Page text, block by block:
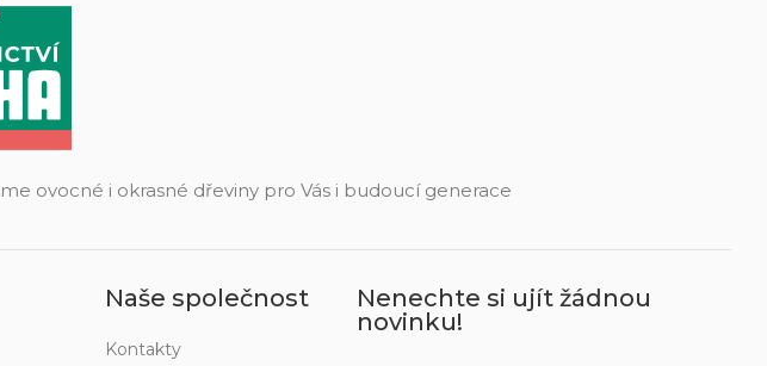
ovocné i okrasné dřeviny pro Vás i budoucí generace
Naše společnost
Kontakty
Nenechte si ujít žádnou
novinku!